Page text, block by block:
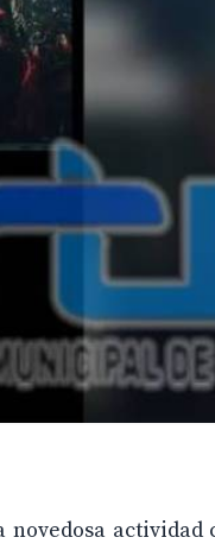
novedosa